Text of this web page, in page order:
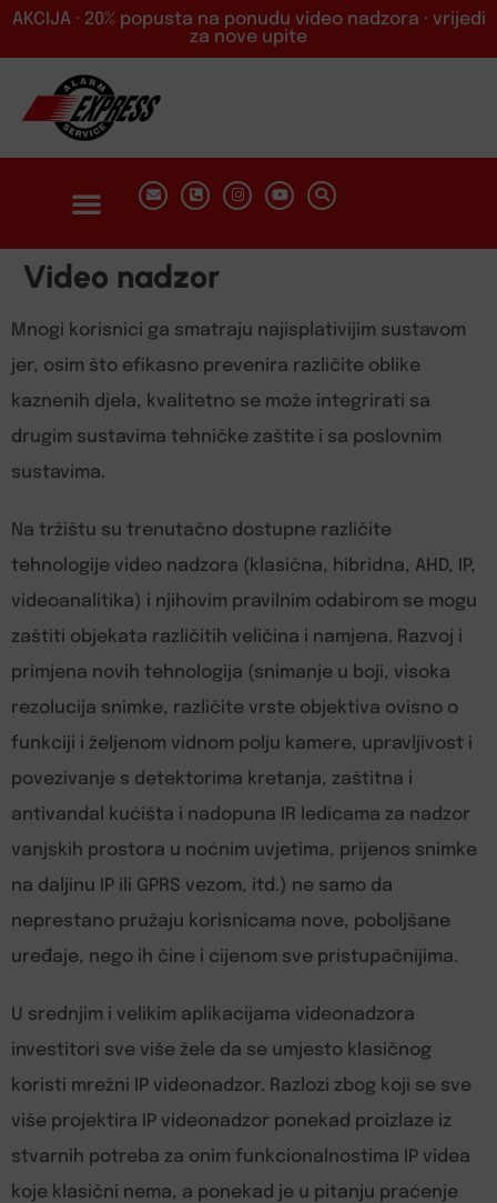
AKCIJA · 20% popusta na ponudu video nadzora · vrijedi
za nove upite
Video nadzor
Mnogi korisnici ga smatraju najisplativijim sustavom
jer, osim što efikasno prevenira različite oblike
kaznenih djela, kvalitetno se može integrirati sa
drugim sustavima tehničke zaštite i sa poslovnim
sustavima.
Na tržištu su trenutačno dostupne različite
tehnologije video nadzora (klasična, hibridna, AHD, IP,
videoanalitika) i njihovim pravilnim odabirom se mogu
zaštiti objekata različitih veličina i namjena. Razvoj i
primjena novih tehnologija (snimanje u boji, visoka
rezolucija snimke, različite vrste objektiva ovisno o
funkciji i željenom vidnom polju kamere, upravljivost i
povezivanje s detektorima kretanja, zaštitna i
antivandal kućišta i nadopuna IR ledicama za nadzor
vanjskih prostora u noćnim uvjetima, prijenos snimke
na daljinu IP ili GPRS vezom, itd.) ne samo da
neprestano pružaju korisnicama nove, poboljšane
uređaje, nego ih čine i cijenom sve pristupačnijima.
U srednjim i velikim aplikacijama videonadzora
investitori sve više žele da se umjesto klasičnog
koristi mrežni IP videonadzor. Razlozi zbog koji se sve
više projektira IP videonadzor ponekad proizlaze iz
stvarnih potreba za onim funkcionalnostima IP videa
koje klasični nema, a ponekad je u pitanju praćenje